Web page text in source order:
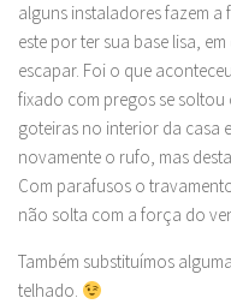
alguns instaladores fazem
este por ter sua base lisa,
escapar. Foi o que
fixado com pregos se
goteiras no interior da casa
novamente o rufo, mas
Com parafusos o
não solta com a força do
Também substituímos
telhado.